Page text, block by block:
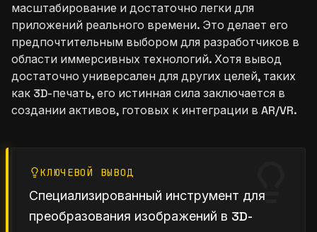
масштабирование и достаточно легки для
приложений реального времени. Это делает его
предпочтительным выбором для разработчиков в
области иммерсивных технологий. Хотя вывод
достаточно универсален для других целей, таких
как 3D-печать, его истинная сила заключается в
создании активов, готовых к интеграции в AR/VR.
КЛЮЧЕВОЙ ВЫВОД
Специализированный инструмент для
преобразования изображений в 3D-